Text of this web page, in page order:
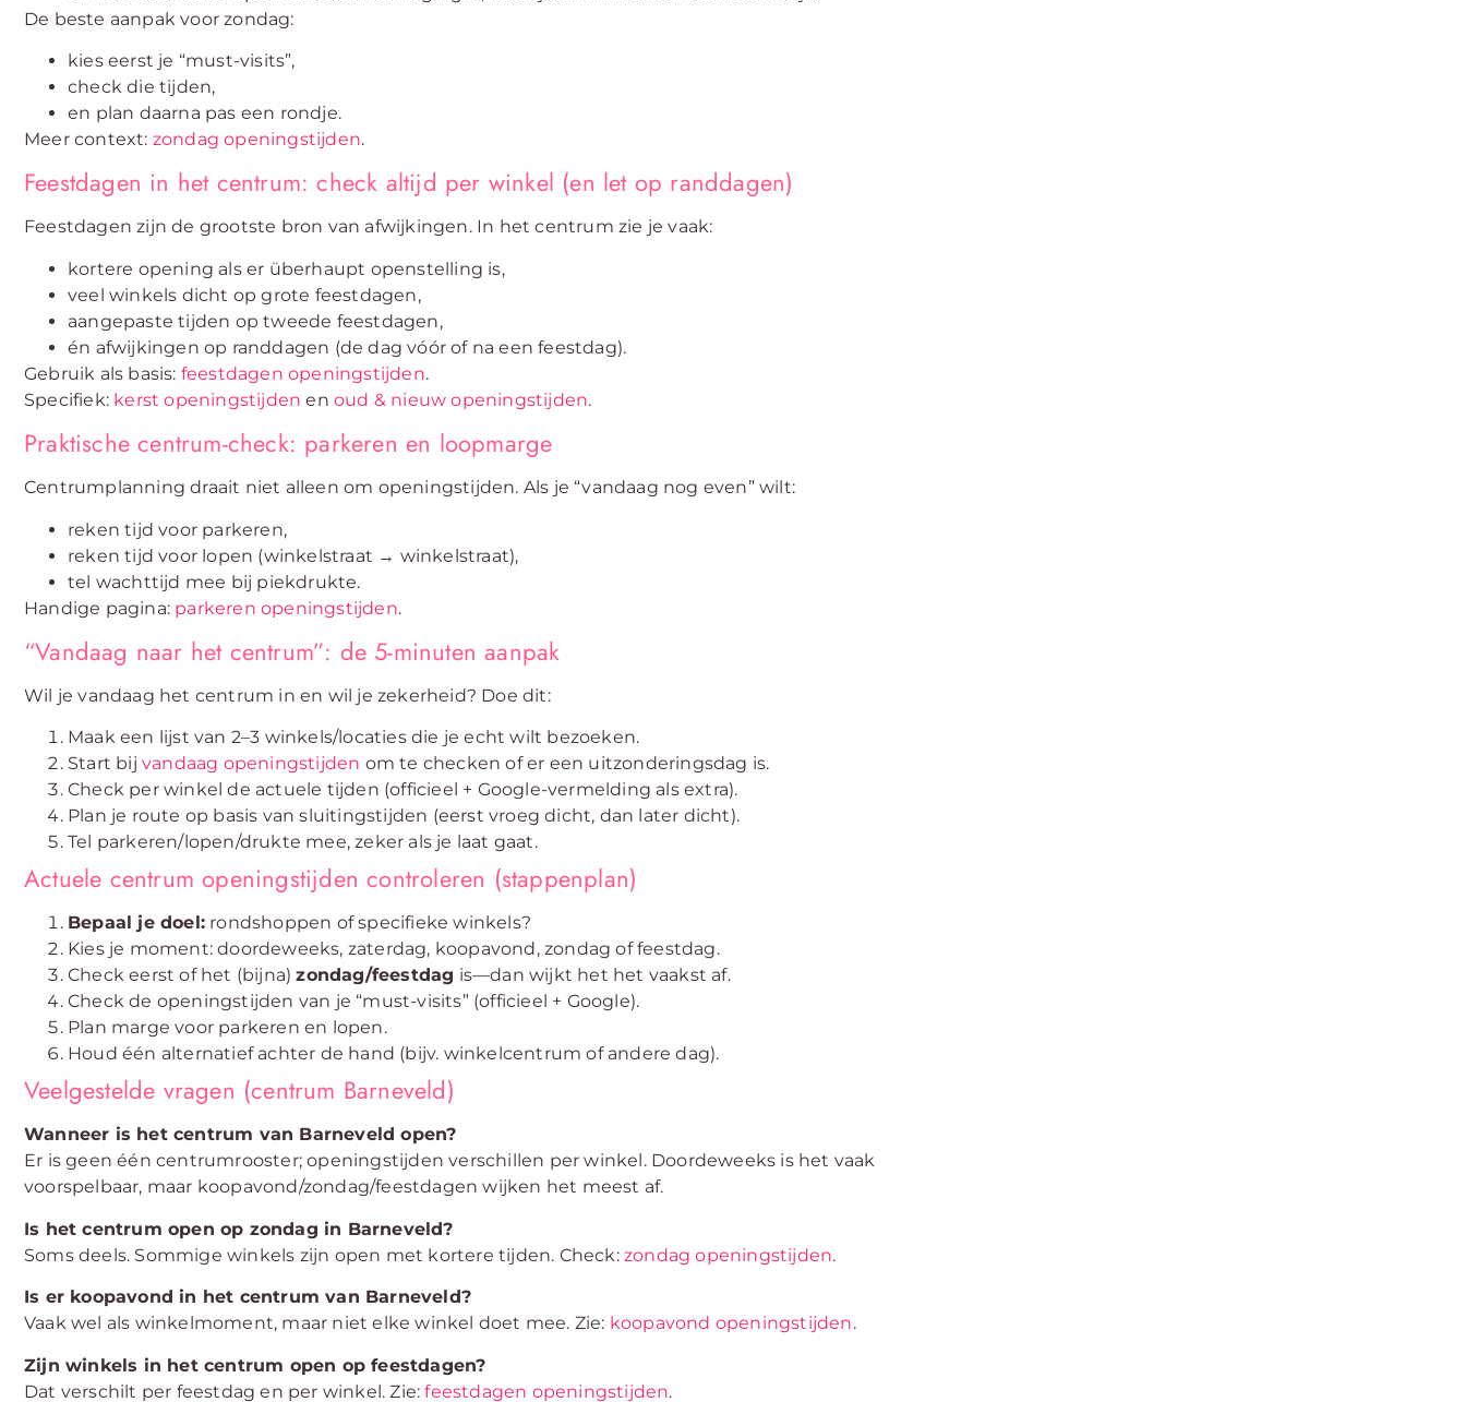
De beste aanpak voor zondag:
kies eerst je “must-visits”,
check die tijden,
en plan daarna pas een rondje.
Meer context: zondag openingstijden.
Feestdagen in het centrum: check altijd per winkel (en let op randdagen)
Feestdagen zijn de grootste bron van afwijkingen. In het centrum zie je vaak:
kortere opening als er überhaupt openstelling is,
veel winkels dicht op grote feestdagen,
aangepaste tijden op tweede feestdagen,
én afwijkingen op randdagen (de dag vóór of na een feestdag).
Gebruik als basis: feestdagen openingstijden.
Specifiek: kerst openingstijden enoud & nieuw openingstijden.
Praktische centrum-check: parkeren en loopmarge
Centrumplanning draait niet alleen om openingstijden. Als je “vandaag nog even” wilt:
reken tijd voor parkeren,
reken tijd voor lopen (winkelstraat → winkelstraat),
tel wachttijd mee bij piekdrukte.
Handige pagina: parkeren openingstijden.
“Vandaag naar het centrum”: de 5-minuten aanpak
Wil je vandaag het centrum in en wil je zekerheid? Doe dit:
Maak een lijst van 2–3 winkels/locaties die je echt wilt bezoeken.
Start bij vandaag openingstijden om te checken of er een uitzonderingsdag is.
Check per winkel de actuele tijden (officieel + Google-vermelding als extra).
Plan je route op basis van sluitingstijden (eerst vroeg dicht, dan later dicht).
Tel parkeren/lopen/drukte mee, zeker als je laat gaat.
Actuele centrum openingstijden controleren (stappenplan)
Bepaal je doel: rondshoppen of specifieke winkels?
Kies je moment: doordeweeks, zaterdag, koopavond, zondag of feestdag.
Check eerst of het (bijna)zondag/feestdag is—dan wijkt het het vaakst af.
Check de openingstijden van je “must-visits” (officieel + Google).
Plan marge voor parkeren en lopen.
Houd één alternatief achter de hand (bijv. winkelcentrum of andere dag).
Veelgestelde vragen (centrum Barneveld)
Wanneer is het centrum van Barneveld open?
Er is geen één centrumrooster; openingstijden verschillen per winkel. Doordeweeks is het vaak
voorspelbaar, maar koopavond/zondag/feestdagen wijken het meest af.
Is het centrum open op zondag in Barneveld?
Soms deels. Sommige winkels zijn open met kortere tijden. Check:zondag openingstijden.
Is er koopavond in het centrum van Barneveld?
Vaak wel als winkelmoment, maar niet elke winkel doet mee. Zie: koopavond openingstijden.
Zijn winkels in het centrum open op feestdagen?
Dat verschilt per feestdag en per winkel. Zie:feestdagen openingstijden.